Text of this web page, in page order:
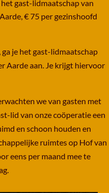
gast-lidmaatschap van
€ 75 per gezinshoofd
je het gast-lidmaatschap
Aarde aan. Je krijgt hiervoor
we van gasten met
lid van onze coöperatie een
en schoon houden en
ruimtes op Hof van
eens per maand mee te